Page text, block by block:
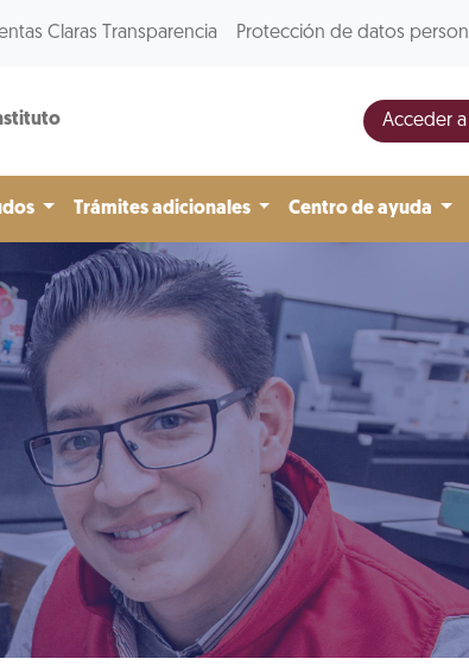
Claras Transparencia Protección de datos
Acceder a
Trámites adicionales Centro de ayuda